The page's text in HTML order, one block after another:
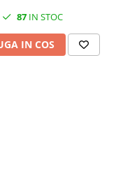
87IN STOC
IN COS